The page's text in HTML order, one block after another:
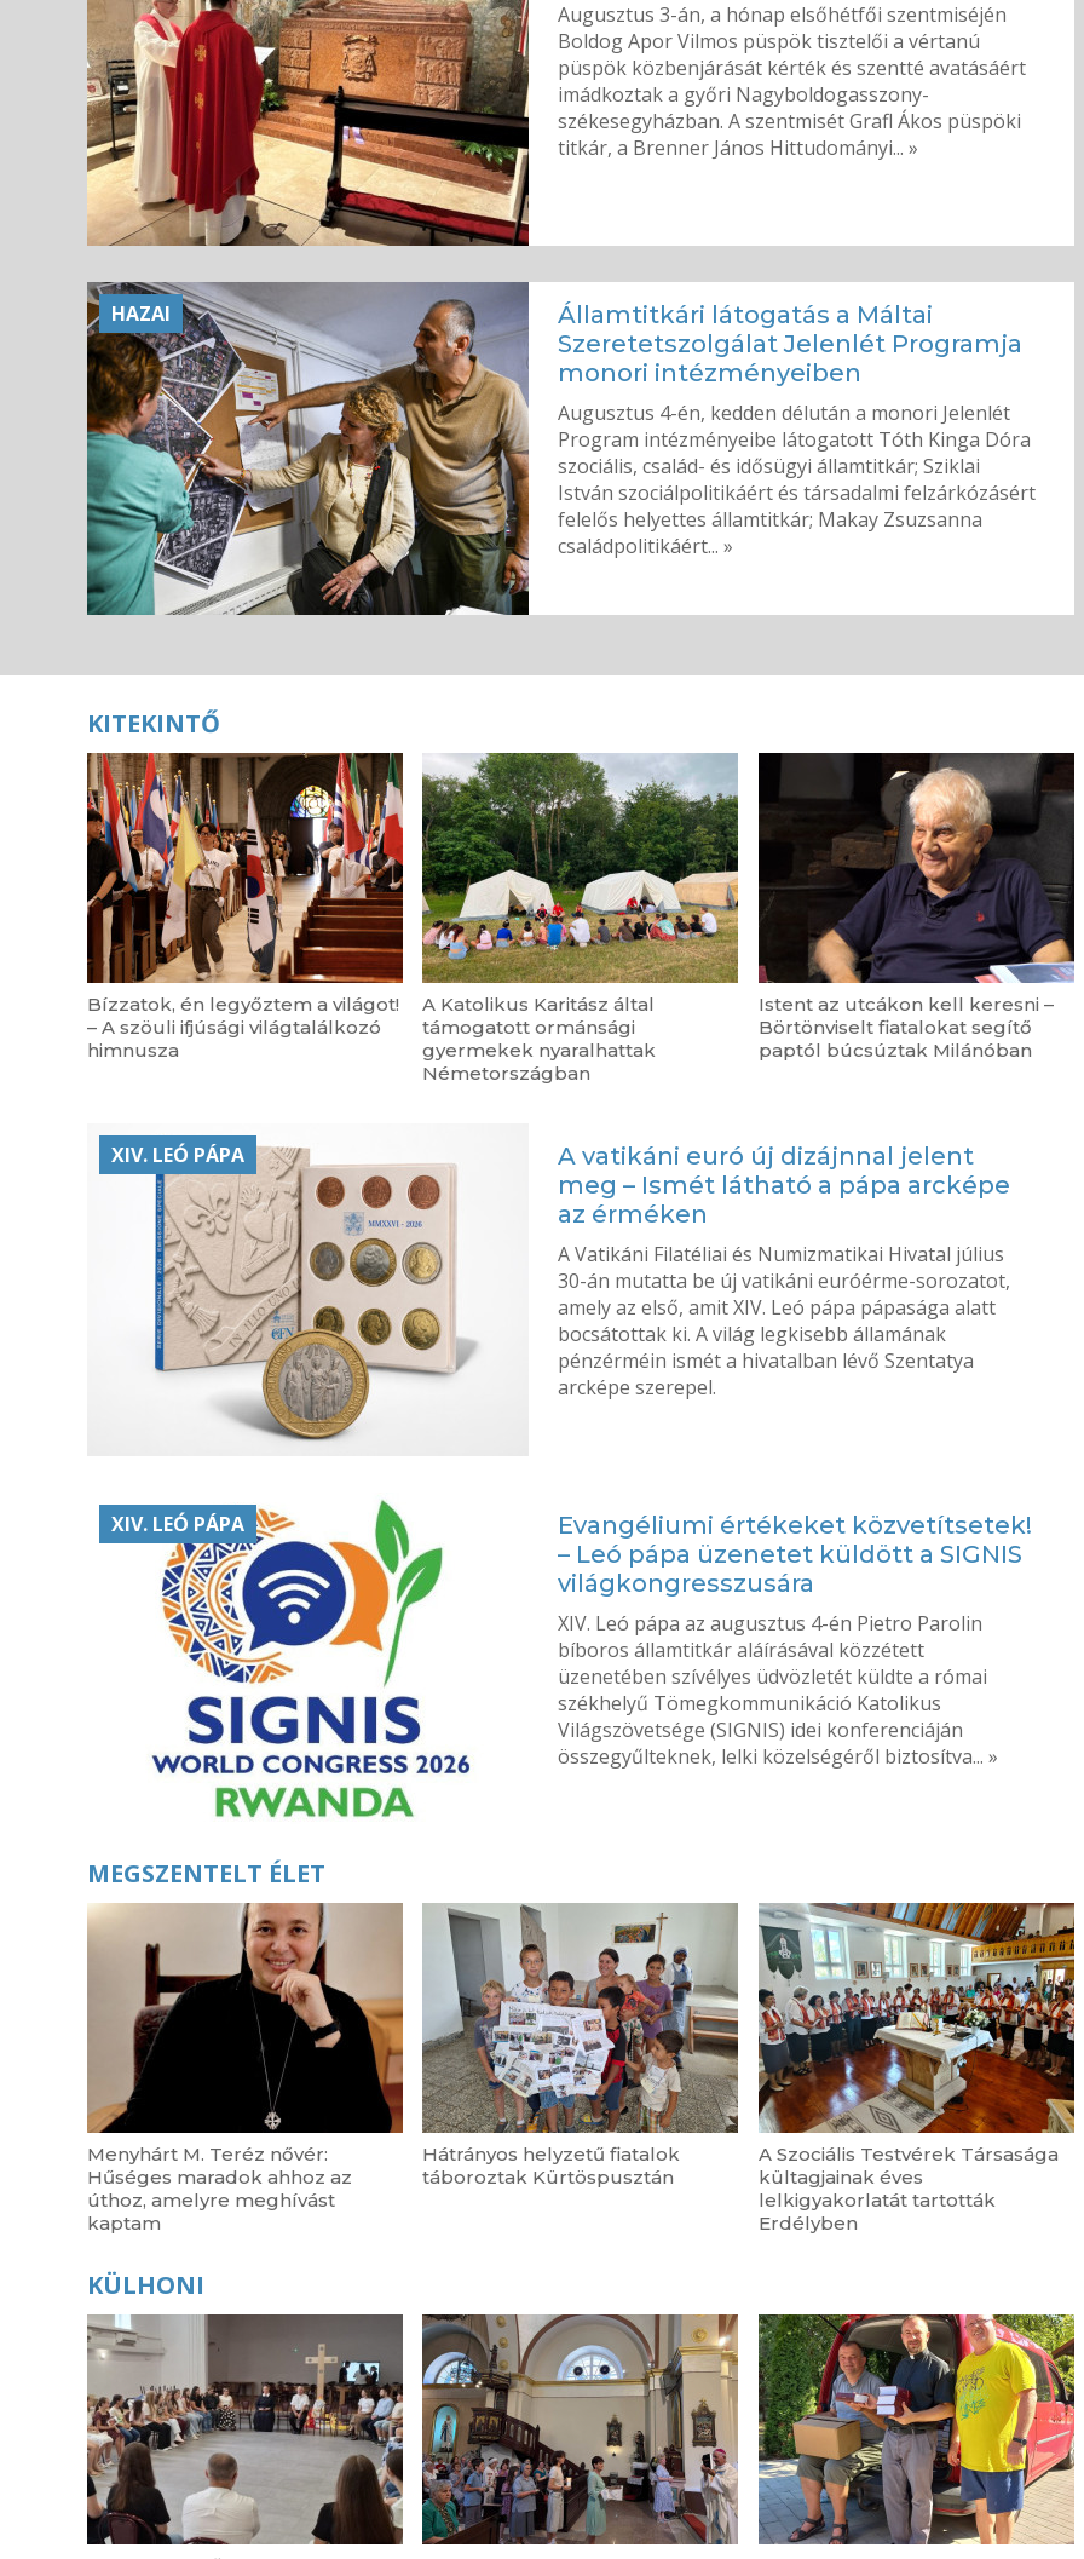
Augusztus 3-án, a hónap elsőhétfői szentmiséjén
Boldog Apor Vilmos püspök tisztelői a vértanú
püspök közbenjárását kérték és szentté avatásáért
imádkoztak a győri Nagyboldogasszony-
székesegyházban. A szentmisét Grafl Ákos püspöki
titkár, a Brenner János Hittudományi... »
Államtitkári látogatás a Máltai
Szeretetszolgálat Jelenlét Programja
monori intézményeiben
Augusztus 4-én, kedden délután a monori Jelenlét
Program intézményeibe látogatott Tóth Kinga Dóra
szociális, család- és idősügyi államtitkár; Sziklai
István szociálpolitikáért és társadalmi felzárkózásért
felelős helyettes államtitkár; Makay Zsuzsanna
családpolitikáért... »
HAZAI
KITEKINTŐ
Bízzatok, én legyőztem a világot!
– A szöuli ifjúsági világtalálkozó
himnusza
A Katolikus Karitász által
támogatott ormánsági
gyermekek nyaralhattak
Németországban
Istent az utcákon kell keresni –
Börtönviselt fiatalokat segítő
paptól búcsúztak Milánóban
A vatikáni euró új dizájnnal jelent
meg – Ismét látható a pápa arcképe
az érméken
A Vatikáni Filatéliai és Numizmatikai Hivatal július
30-án mutatta be új vatikáni euróérme-sorozatot,
amely az első, amit XIV. Leó pápa pápasága alatt
bocsátottak ki. A világ legkisebb államának
pénzérméin ismét a hivatalban lévő Szentatya
arcképe szerepel.
XIV. LEÓ PÁPA
Evangéliumi értékeket közvetítsetek!
– Leó pápa üzenetet küldött a SIGNIS
világkongresszusára
XIV. Leó pápa az augusztus 4-én Pietro Parolin
bíboros államtitkár aláírásával közzétett
üzenetében szívélyes üdvözletét küldte a római
székhelyű Tömegkommunikáció Katolikus
Világszövetsége (SIGNIS) idei konferenciáján
összegyűlteknek, lelki közelségéről biztosítva... »
XIV. LEÓ PÁPA
MEGSZENTELT ÉLET
Menyhárt M. Teréz nővér:
Hűséges maradok ahhoz az
úthoz, amelyre meghívást
kaptam
Hátrányos helyzetű fiatalok
táboroztak Kürtöspusztán
A Szociális Testvérek Társasága
kültagjainak éves
lelkigyakorlatát tartották
Erdélyben
KÜLHONI